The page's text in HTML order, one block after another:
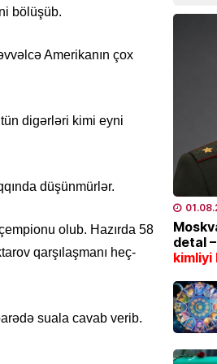
bölüşüb.
Amerikanın çox
digərləri kimi eyni
düşünmürlər.
olub. Hazırda 58
qarşılaşmanı heç-
suala cavab verib.
Hər
KINO
“
ÖLKƏ
Bu
detal –
kimliyi